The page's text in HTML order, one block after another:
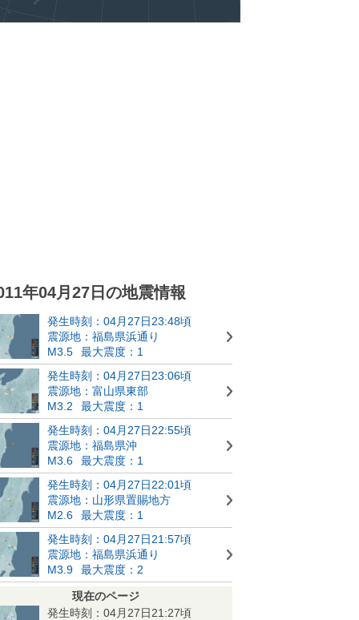
年04月27日の地震情報
発生時刻：04月27日23:48頃
震源地：福島県浜通り
M3.5
最大震度：1
発生時刻：04月27日23:06頃
震源地：富山県東部
M3.2
最大震度：1
発生時刻：04月27日22:55頃
震源地：福島県沖
M3.6
最大震度：1
発生時刻：04月27日22:01頃
震源地：山形県置賜地方
M2.6
最大震度：1
発生時刻：04月27日21:57頃
震源地：福島県浜通り
M3.9
最大震度：2
現在のページ
発生時刻：04月27日21:27頃